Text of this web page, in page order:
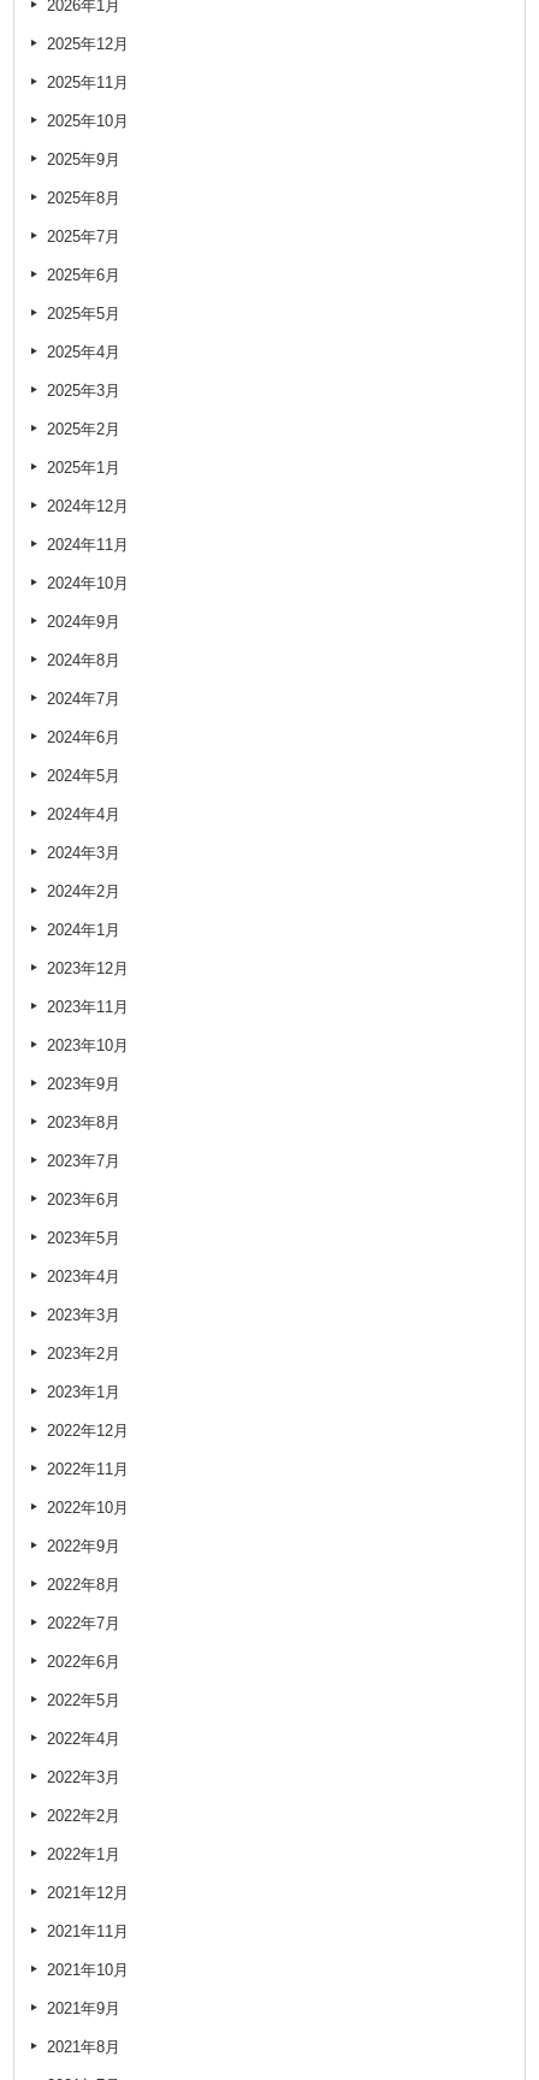
2026年1月
2025年12月
2025年11月
2025年10月
2025年9月
2025年8月
2025年7月
2025年6月
2025年5月
2025年4月
2025年3月
2025年2月
2025年1月
2024年12月
2024年11月
2024年10月
2024年9月
2024年8月
2024年7月
2024年6月
2024年5月
2024年4月
2024年3月
2024年2月
2024年1月
2023年12月
2023年11月
2023年10月
2023年9月
2023年8月
2023年7月
2023年6月
2023年5月
2023年4月
2023年3月
2023年2月
2023年1月
2022年12月
2022年11月
2022年10月
2022年9月
2022年8月
2022年7月
2022年6月
2022年5月
2022年4月
2022年3月
2022年2月
2022年1月
2021年12月
2021年11月
2021年10月
2021年9月
2021年8月